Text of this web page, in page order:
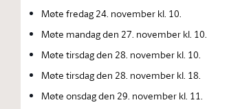
Møte fredag 24. november kl. 10.
Møte mandag den 27. november kl. 10.
Møte tirsdag den 28. november kl. 10.
Møte tirsdag den 28. november kl. 18.
Møte onsdag den 29. november kl. 11.